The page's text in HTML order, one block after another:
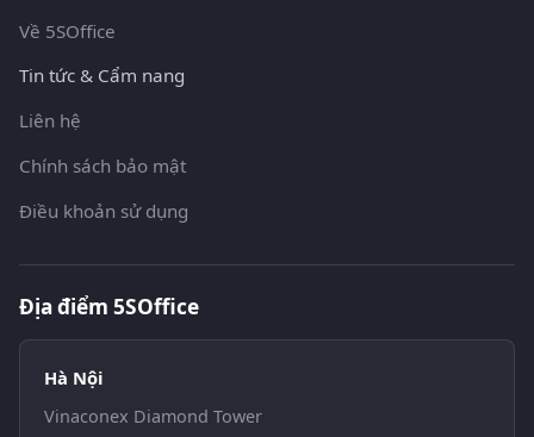
Về 5SOffice
Tin tức & Cẩm nang
Liên hệ
Chính sách bảo mật
Điều khoản sử dụng
Địa điểm 5SOffice
Hà Nội
Vinaconex Diamond Tower